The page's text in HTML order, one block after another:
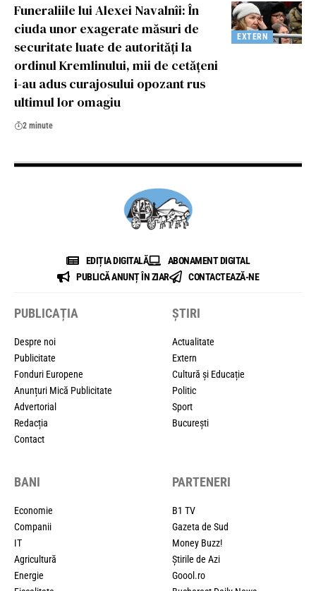
EXTERN
Funeraliile lui Alexei Navalnîi: În
ciuda unor exagerate măsuri de
securitate luate de autorități la
ordinul Kremlinului, mii de cetățeni
i-au adus curajosului opozant rus
ultimul lor omagiu
2 minute
EDIȚIA DIGITALĂ
ABONAMENT DIGITAL
PUBLICĂ ANUNȚ ÎN ZIAR
CONTACTEAZĂ-NE
PUBLICAȚIA
Despre noi
Publicitate
Fonduri Europene
Anunțuri Mică Publicitate
Advertorial
Redacția
Contact
ȘTIRI
Actualitate
Extern
Cultură și Educație
Politic
Sport
București
BANI
Economie
Companii
IT
Agricultură
Energie
PARTENERI
B1 TV
Gazeta de Sud
Money Buzz!
Știrile de Azi
Goool.ro